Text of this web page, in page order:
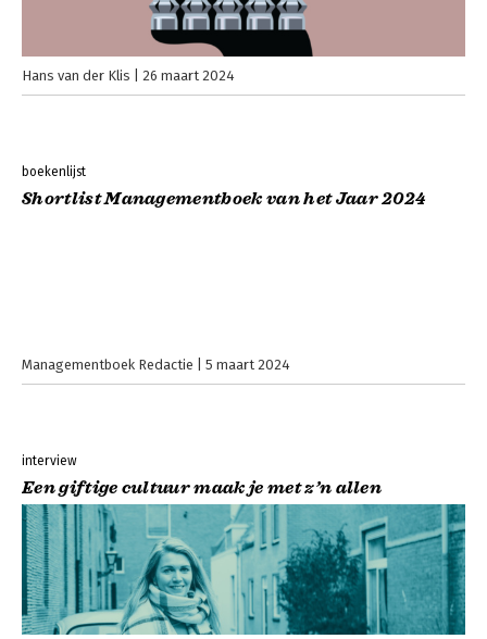
Hans van der Klis 26 maart 2024
boekenlijst
Shortlist Managementboek van het Jaar 2024
Managementboek Redactie 5 maart 2024
interview
Een giftige cultuur maak je met z’n allen